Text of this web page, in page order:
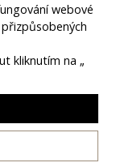
COOKIES
webové
kliknutím na „